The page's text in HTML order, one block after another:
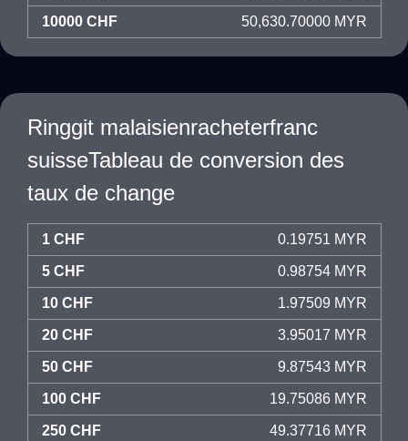
10000 CHF 50,630.70000 MYR
Ringgit malaisienracheterfranc
suisseTableau de conversion des
taux de change
1 CHF 0.19751 MYR
5 CHF 0.98754 MYR
10 CHF 1.97509 MYR
20 CHF 3.95017 MYR
50 CHF 9.87543 MYR
100 CHF 19.75086 MYR
250 CHF 49.37716 MYR